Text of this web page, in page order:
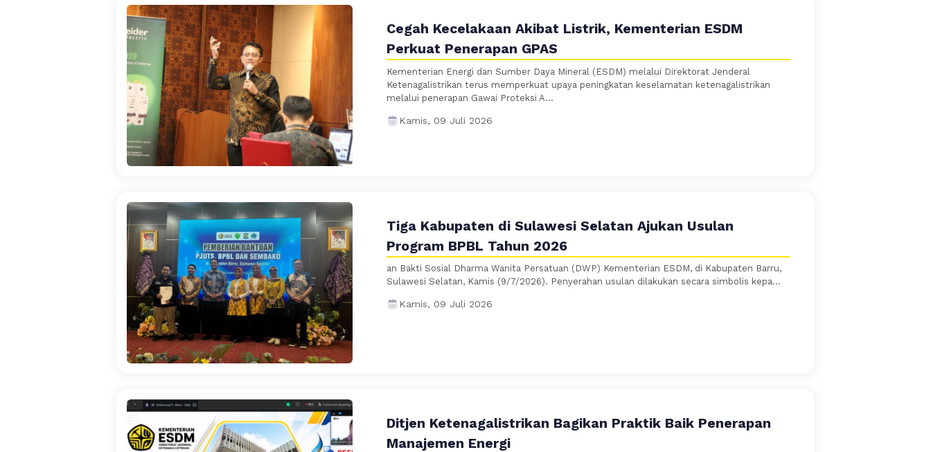
Cegah Kecelakaan Akibat Listrik, Kementerian ESDM
Perkuat Penerapan GPAS
Kementerian Energi dan Sumber Daya Mineral (ESDM) melalui Direktorat Jenderal
Ketenagalistrikan terus memperkuat upaya peningkatan keselamatan ketenagalistrikan
melalui penerapan Gawai Proteksi A...
Kamis, 09 Juli 2026
Tiga Kabupaten di Sulawesi Selatan Ajukan Usulan
Program BPBL Tahun 2026
an Bakti Sosial Dharma Wanita Persatuan (DWP) Kementerian ESDM, di Kabupaten Barru,
Sulawesi Selatan, Kamis (9/7/2026). Penyerahan usulan dilakukan secara simbolis kepa...
Kamis, 09 Juli 2026
Ditjen Ketenagalistrikan Bagikan Praktik Baik Penerapan
Manajemen Energi